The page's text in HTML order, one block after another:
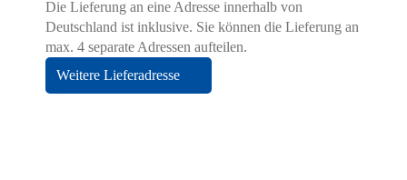
Die Lieferung an eine Adresse innerhalb von
Deutschland ist inklusive. Sie können die Lieferung an
max. 4 separate Adressen aufteilen.
Weitere Lieferadresse